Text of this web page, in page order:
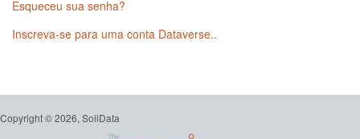
Esqueceu sua senha?
Inscreva-se para uma conta Dataverse..
Copyright © 2026, SoilData